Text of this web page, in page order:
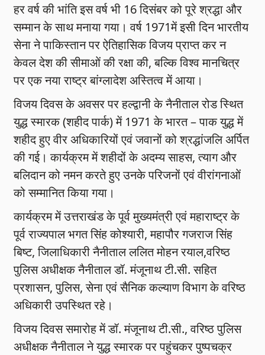
हर वर्ष की भांति इस वर्ष भी 16 दिसंबर को पूरे श्रद्धा और
सम्मान के साथ मनाया गया। वर्ष 1971में इसी दिन भारतीय
सेना ने पाकिस्तान पर ऐतिहासिक विजय प्राप्त कर न
केवल देश की सीमाओं की रक्षा की, बल्कि विश्व मानचित्र
पर एक नया राष्ट्र बांग्लादेश अस्तित्व में आया।
विजय दिवस के अवसर पर हल्द्वानी के नैनीताल रोड स्थित
युद्ध स्मारक (शहीद पार्क) में 1971 के भारत – पाक युद्ध में
शहीद हुए वीर अधिकारियों एवं जवानों को श्रद्धांजलि अर्पित
की गई। कार्यक्रम में शहीदों के अदम्य साहस, त्याग और
बलिदान को नमन करते हुए उनके परिजनों एवं वीरांगनाओं
को सम्मानित किया गया।
कार्यक्रम में उत्तराखंड के पूर्व मुख्यमंत्री एवं महाराष्ट्र के
पूर्व राज्यपाल भगत सिंह कोश्यारी, महापौर गजराज सिंह
बिष्ट, जिलाधिकारी नैनीताल ललित मोहन रयाल,वरिष्ठ
पुलिस अधीक्षक नैनीताल डॉ. मंजूनाथ टी.सी. सहित
प्रशासन, पुलिस, सेना एवं सैनिक कल्याण विभाग के वरिष्ठ
अधिकारी उपस्थित रहे।
विजय दिवस समारोह में डॉ. मंजूनाथ टी.सी., वरिष्ठ पुलिस
अधीक्षक नैनीताल ने युद्ध स्मारक पर पहुंचकर पुष्पचक्र